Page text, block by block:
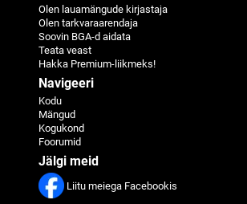
Olen lauamängude kirjastaja
Olen tarkvaraarendaja
Soovin BGA-d aidata
Teata veast
Hakka Premium-liikmeks!
Navigeeri
Kodu
Mängud
Kogukond
Foorumid
Jälgi meid
Liitu meiega Facebookis